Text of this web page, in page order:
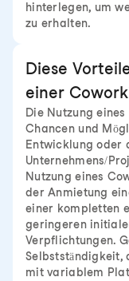
hinterlegen, um
zu erhalten.
Diese
einer
Die Nutzung
Chancen und
Entwicklung oder
Unternehmens/
Nutzung eines
der Anmietung
einer kompletten
geringeren
Verpflichtungen.
Selbstständigkeit,
mit variablem